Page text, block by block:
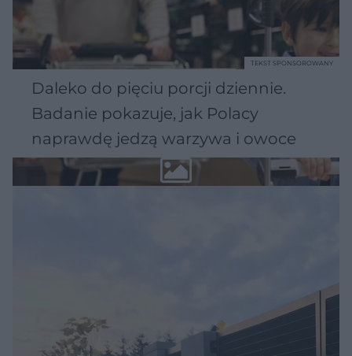
Daleko do pięciu porcji dziennie.
Badanie pokazuje, jak Polacy
naprawdę jedzą warzywa i owoce
TEKST SPONSOROWANY